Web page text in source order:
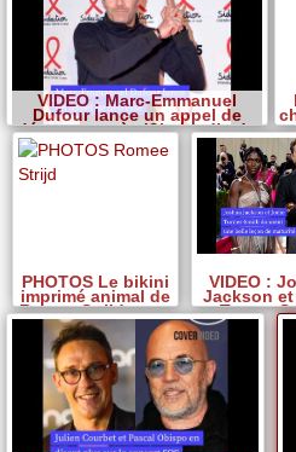
VIDEO : Marc-Emmanuel
Dufour lance un appel de
détresse après l?incendie de
son restaurant
PHOTOS Le bikini
imprimé animal de
Romee Strijd vous
fera dire Rawr!
VIDEO :
Jackson
Turner-